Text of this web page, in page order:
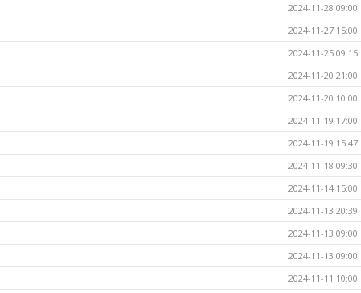
2024-11-28 09:00
2024-11-27 15:00
2024-11-25 09:15
2024-11-20 21:00
2024-11-20 10:00
2024-11-19 17:00
2024-11-19 15:47
2024-11-18 09:30
2024-11-14 15:00
2024-11-13 20:39
2024-11-13 09:00
2024-11-13 09:00
2024-11-11 10:00